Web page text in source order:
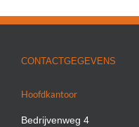
CONTACTGEGEVENS
Hoofdkantoor
Bedrijvenweg 4